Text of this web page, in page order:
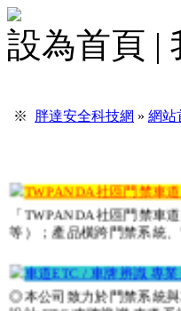
設為首頁 |
※
胖達安全科技網 » 網站
社區/大廈/廠房 監視器
各式監視器700TVL、
專業規劃、專業施工、品
做施工，可以依現場環境
TWPANDA社區門禁車
「TWPANDA社區門禁車
等）；產品橫跨門禁系統
車道ETC / 車牌辨識 專
◎本公司致力於門禁系統
設計 ETC/車牌辨識 車道